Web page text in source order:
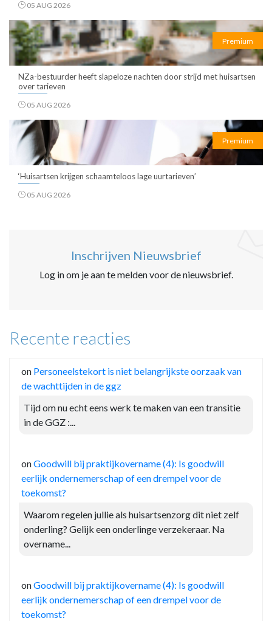
05 AUG 2026
Premium
NZa-bestuurder heeft slapeloze nachten door strijd met huisartsen
over tarieven
05 AUG 2026
Premium
‘Huisartsen krijgen schaamteloos lage uurtarieven’
05 AUG 2026
Inschrijven Nieuwsbrief
Log in om je aan te melden voor de nieuwsbrief.
Recente reacties
on Personeelstekort is niet belangrijkste oorzaak van
de wachttijden in de ggz
Tijd om nu echt eens werk te maken van een transitie
in de GGZ :...
onGoodwill bij praktijkovername (4): Is goodwill
eerlijk ondernemerschap of een drempel voor de
toekomst?
Waarom regelen jullie als huisartsenzorg dit niet zelf
onderling? Gelijk een onderlinge verzekeraar. Na
overname...
onGoodwill bij praktijkovername (4): Is goodwill
eerlijk ondernemerschap of een drempel voor de
toekomst?